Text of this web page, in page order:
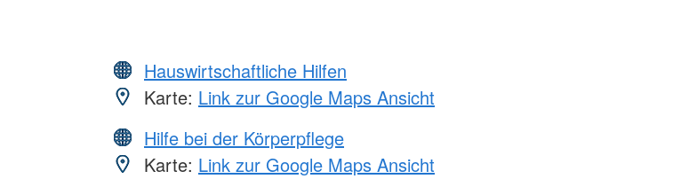
Hauswirtschaftliche Hilfen
Karte: Link zur Google Maps Ansicht
Hilfe bei der Körperpflege
Karte: Link zur Google Maps Ansicht